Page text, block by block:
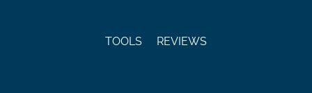
TOOLS REVIEWS